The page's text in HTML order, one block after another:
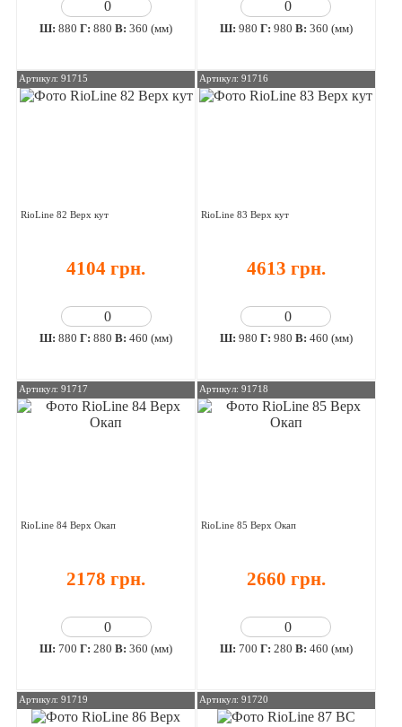
Ш:880 Г:880 В:360 (мм) Ш: 980 Г: 980 В: 360 (мм)
Артикул: 91715
RioLine 82 Верх кут
4104 грн.
Ш:880 Г:880 В:460 (мм)
Артикул: 91716
RioLine 83 Верх кут
4613 грн.
Ш: 980 Г: 980 В: 460 (мм)
Артикул: 91717
RioLine 84 Верх Окап
2178 грн.
Ш:700 Г:280 В:360 (мм)
Артикул: 91718
RioLine 85 Верх Окап
2660 грн.
Ш: 700 Г: 280 В: 460 (мм)
Артикул: 91719 Артикул: 91720